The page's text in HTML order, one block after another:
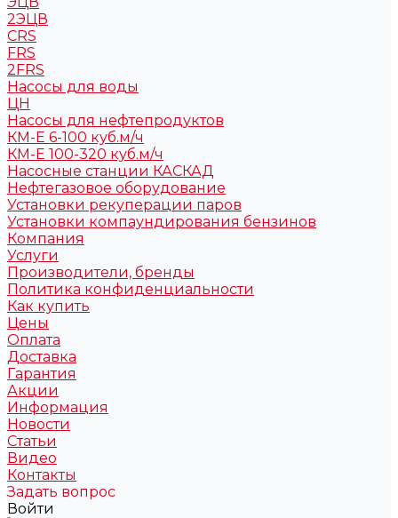
2ЭЦВ
CRS
FRS
2FRS
Насосы для воды
ЦН
Насосы для нефтепродуктов
КМ-Е 6-100 куб.м/ч
КМ-Е 100-320 куб.м/ч
Насосные станции КАСКАД
Нефтегазовое оборудование
Установки рекуперации паров
Установки компаундирования бензинов
Компания
Услуги
Производители, бренды
Политика конфиденциальности
Как купить
Цены
Оплата
Доставка
Гарантия
Акции
Информация
Новости
Статьи
Видео
Контакты
Задать вопрос
Войти